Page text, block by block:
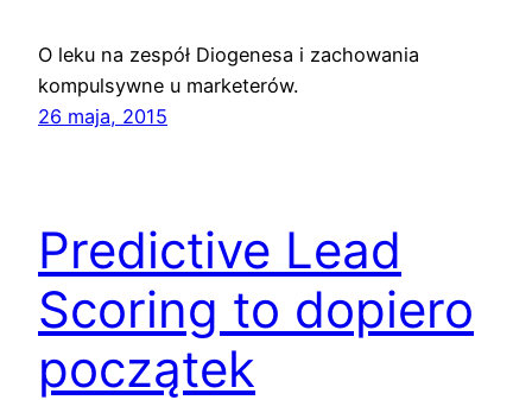
O leku na zespół Diogenesa i zachowania
kompulsywne u marketerów.
26 maja, 2015
Predictive Lead
Scoring to dopiero
początek